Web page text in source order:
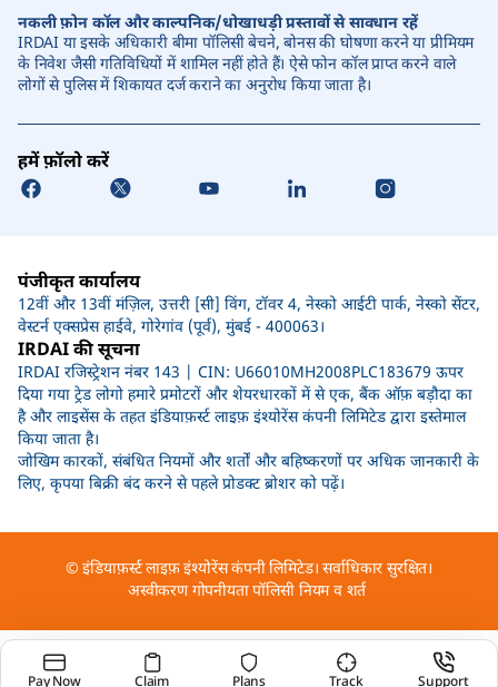
नकली फ़ोन कॉल और काल्पनिक/धोखाधड़ी प्रस्तावों से सावधान रहें
IRDAI या इसके अधिकारी बीमा पॉलिसी बेचने, बोनस की घोषणा करने या प्रीमियम
के निवेश जैसी गतिविधियों में शामिल नहीं होते हैं। ऐसे फोन कॉल प्राप्त करने वाले
लोगों से पुलिस में शिकायत दर्ज कराने का अनुरोध किया जाता है।
हमें फ़ॉलो करें
पंजीकृत कार्यालय
12वीं और 13वीं मंज़िल, उत्तरी [सी] विंग, टॉवर 4, नेस्को आईटी पार्क, नेस्को सेंटर,
वेस्टर्न एक्सप्रेस हाईवे, गोरेगांव (पूर्व), मुंबई - 400063।
IRDAI की सूचना
IRDAI रजिस्ट्रेशन नंबर 143 | CIN: U66010MH2008PLC183679 ऊपर
दिया गया ट्रेड लोगो हमारे प्रमोटरों और शेयरधारकों में से एक, बैंक ऑफ़ बड़ौदा का
है और लाइसेंस के तहत इंडियाफ़र्स्ट लाइफ़ इंश्योरेंस कंपनी लिमिटेड द्वारा इस्तेमाल
किया जाता है।
जोखिम कारकों, संबंधित नियमों और शर्तों और बहिष्करणों पर अधिक जानकारी के
लिए, कृपया बिक्री बंद करने से पहले प्रोडक्ट ब्रोशर को पढ़ें।
© इंडियाफ़र्स्ट लाइफ़ इंश्योरेंस कंपनी लिमिटेड। सर्वाधिकार सुरक्षित।
अस्वीकरण गोपनीयता पॉलिसी नियम व शर्त
Pay Now Claim Plans Track Support